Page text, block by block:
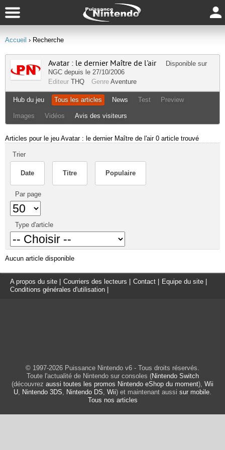
Accueil › Recherche
Avatar : le dernier Maître de l'air
Disponible sur
NGC depuis le 27/10/2006
Editeur THQ Genre Aventure
Hub du jeu Tous les articles News Test Preview
Images Vidéos Avis des visiteurs
Articles pour le jeu Avatar : le dernier Maître de l'air 0 article trouvé
Trier
Date Titre Populaire
Par page
Type d'article
Aucun article disponible
A propos du site Courriers des lecteurs Contact Equipe du site
Conditions générales d'utilisation
© 1997-2026 Puissance Nintendo v6 - Tous droits réservés.
Toute l'actualité de Nintendo sur consoles (Nintendo Switch
(découvrez aussi toutes les promos Nintendo eShop du moment), Wii
U, Nintendo 3DS, Nintendo DS, Wii) et maintenant aussi sur mobile.
Tous nos articles